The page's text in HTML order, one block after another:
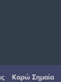
Καρώ Σημαία